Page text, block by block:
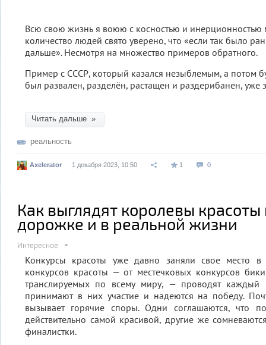
Всю свою жизнь я воюю с косностью и
количество людей свято уверено, что «если так было
дальше». Несмотря на множество примеров обратного.
Пример с СССР, который казался незыблемым, а потом
был развален, разделён, растащен и раздерибанен, уже
Читать дальше »
реальность
Axelerator 1 декабря 2023, 10:50 1 0
Как выглядят королевы красоты
дорожке и в реальной жизни
Интересное
Конкурсы красоты уже давно заняли свое место в
конкурсов красоты — от местечковых конкурсов
транслируемых по всему миру, — проводят каждый
принимают в них участие и надеются на победу.
вызывает горячие споры. Одни соглашаются, что
действительно самой красивой, другие же
финалистки.